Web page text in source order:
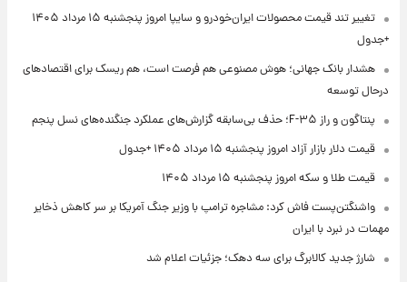
تغییر تند قیمت محصولات ایران‌خودرو و سایپا امروز پنجشنبه ۱۵ مرداد ۱۴۰۵
+جدول
هشدار بانک جهانی؛ هوش مصنوعی هم فرصت است، هم ریسک برای اقتصادهای
درحال توسعه
پنتاگون و راز F-۳۵؛ حذف بی‌سابقه گزارش‌های عملکرد جنگنده‌های نسل پنجم
قیمت دلار بازار آزاد امروز پنجشنبه ۱۵ مرداد ۱۴۰۵ +جدول
قیمت طلا و سکه امروز پنجشنبه ۱۵ مرداد ۱۴۰۵
واشنگتن‌پست فاش کرد: مشاجره ترامپ با وزیر جنگ آمریکا بر سر کاهش ذخایر
مهمات در نبرد با ایران
شارژ جدید کالابرگ برای سه دهک؛ جزئیات اعلام شد